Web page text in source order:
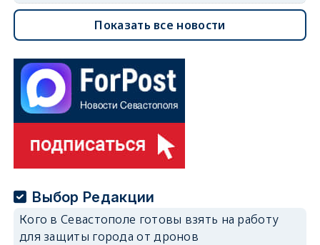
Показать все новости
Выбор Редакции
Кого в Севастополе готовы взять на работу
для защиты города от дронов